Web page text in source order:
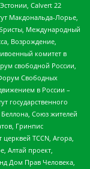
Calvert 22
Макдональда-Лорье,
Международный
Возрождение,
комитет в
свободной России,
Свободных
в России –
государственного
Союз жителей
Гринпис
TCCN, Агора,
Алтай проект,
Дом Прав Человека,